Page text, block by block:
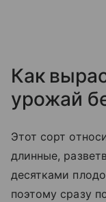
Как
урожай
Этот сорт
длинные,
десятками
поэтому сразу